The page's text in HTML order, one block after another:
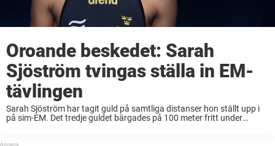
Oroande beskedet: Sarah
Sjöström tvingas ställa in EM-
tävlingen
Sarah Sjöström har tagit guld på samtliga distanser hon ställt upp i
på sim-EM. Det tredje guldet bärgades på 100 meter fritt under